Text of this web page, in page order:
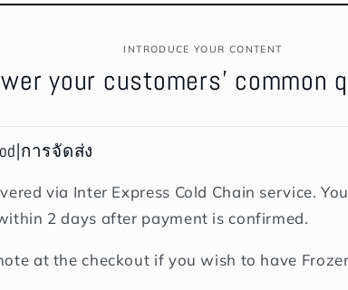
INTRODUCE YOUR CONTENT
your customers' common
การจัดส่ง
via Inter Express Cold Chain service.
2 days after payment is confirmed.
at the checkout if you wish to have